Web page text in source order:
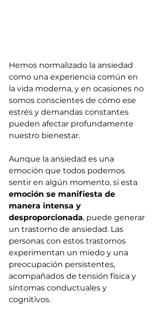
Hemos normalizado la ansiedad
como una experiencia común en
la vida moderna, y en ocasiones no
somos conscientes de cómo ese
estrés y demandas constantes
pueden afectar profundamente
nuestro bienestar.
Aunque la ansiedad es una
emoción que todos podemos
sentir en algún momento, si esta
emoción se manifiesta de
manera intensa y
desproporcionada, puede generar
un trastorno de ansiedad. Las
personas con estos trastornos
experimentan un miedo y una
preocupación persistentes,
acompañados de tensión física y
síntomas conductuales y
cognitivos.